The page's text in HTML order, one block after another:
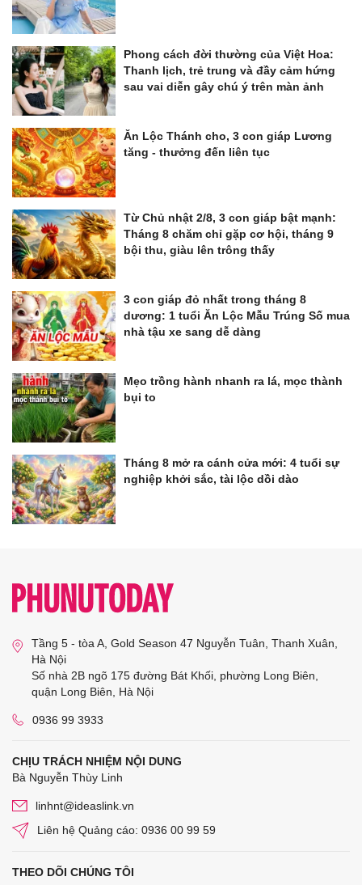
Phong cách đời thường của Việt Hoa:
Thanh lịch, trẻ trung và đầy cảm hứng
sau vai diễn gây chú ý trên màn ảnh
Ăn Lộc Thánh cho, 3 con giáp Lương
tăng - thưởng đến liên tục
Từ Chủ nhật 2/8, 3 con giáp bật mạnh:
Tháng 8 chăm chỉ gặp cơ hội, tháng 9
bội thu, giàu lên trông thấy
3 con giáp đỏ nhất trong tháng 8
dương: 1 tuổi Ăn Lộc Mẫu Trúng Số mua
nhà tậu xe sang dễ dàng
Mẹo trồng hành nhanh ra lá, mọc thành
bụi to
Tháng 8 mở ra cánh cửa mới: 4 tuổi sự
nghiệp khởi sắc, tài lộc dồi dào
Tầng 5 - tòa A, Gold Season 47 Nguyễn Tuân, Thanh Xuân,
Hà Nội
Số nhà 2B ngõ 175 đường Bát Khối, phường Long Biên,
quận Long Biên, Hà Nội
0936 99 3933
CHỊU TRÁCH NHIỆM NỘI DUNG
Bà Nguyễn Thùy Linh
linhnt@ideaslink.vn
Liên hệ Quảng cáo: 0936 00 99 59
THEO DÕI CHÚNG TÔI